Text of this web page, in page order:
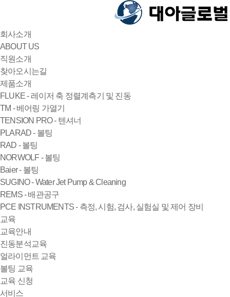
회사소개
ABOUT US
직원소개
찾아오시는길
제품소개
FLUKE - 레이저 축 정렬계측기 및 진동
TM - 베어링 가열기
TENSION PRO - 텐셔너
PLARAD - 볼팅
RAD - 볼팅
NORWOLF - 볼팅
Baier - 볼팅
SUGINO - Water Jet Pump & Cleaning
REMS - 배관공구
PCE INSTRUMENTS - 측정, 시험, 검사, 실험실 및 제어 장비
교육
교육안내
진동분석교육
얼라이먼트 교육
볼팅 교육
교육 신청
서비스